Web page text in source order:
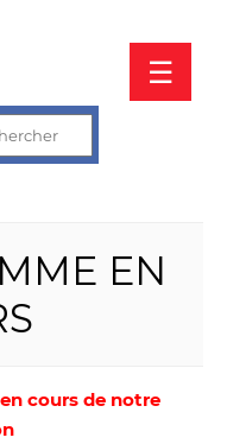
☰
EN
cours de notre